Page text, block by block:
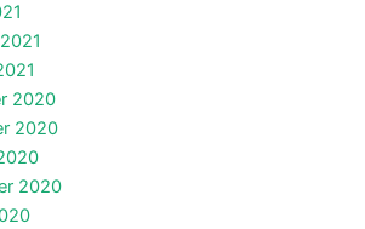
2020
2020
2020